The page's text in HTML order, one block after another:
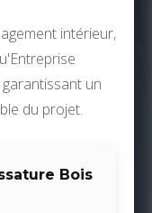
intérieur,
un
du projet.
Bois